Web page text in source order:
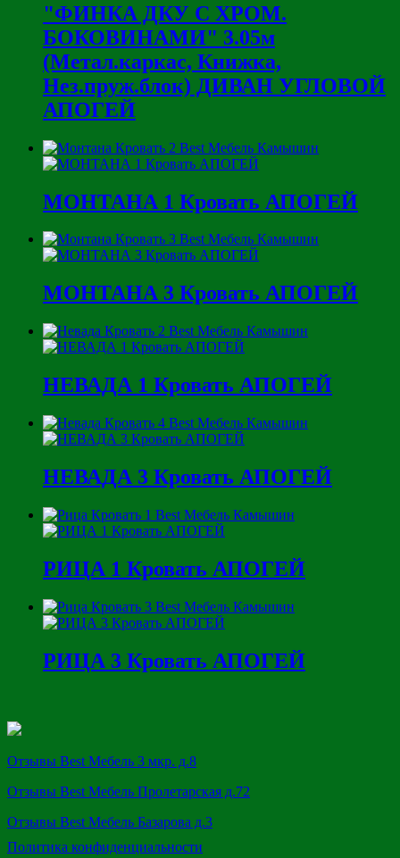
"ФИНКА ДКУ С ХРОМ.
БОКОВИНАМИ" 3.05м
(Метал.каркас, Книжка,
Нез.пруж.блок) ДИВАН УГЛОВОЙ
АПОГЕЙ
МОНТАНА 1 Кровать АПОГЕЙ
МОНТАНА 3 Кровать АПОГЕЙ
НЕВАДА 1 Кровать АПОГЕЙ
НЕВАДА 3 Кровать АПОГЕЙ
РИЦА 1 Кровать АПОГЕЙ
РИЦА 3 Кровать АПОГЕЙ
Отзывы Best Мебель 3 мкр. д.8
Отзывы Best Мебель Пролетарская д.72
Отзывы Best Мебель Базарова д.3
Политика конфиденциальности